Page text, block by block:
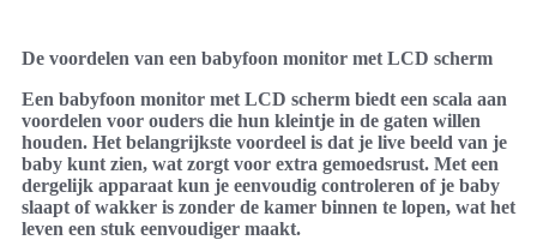
De voordelen van een babyfoon monitor met LCD scherm
Een babyfoon monitor met LCD scherm biedt een scala aan
voordelen voor ouders die hun kleintje in de gaten willen
houden. Het belangrijkste voordeel is dat je live beeld van je
baby kunt zien, wat zorgt voor extra gemoedsrust. Met een
dergelijk apparaat kun je eenvoudig controleren of je baby
slaapt of wakker is zonder de kamer binnen te lopen, wat het
leven een stuk eenvoudiger maakt.